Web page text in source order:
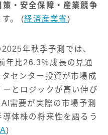
策・安全保障・産業競争
す。 (経済産業省)
年秋季予測では、
年比26.3％成長の見通
センター投資が市場成
とロジックが高い伸び
需要が実際の市場予測
体株の将来性を語るう
)